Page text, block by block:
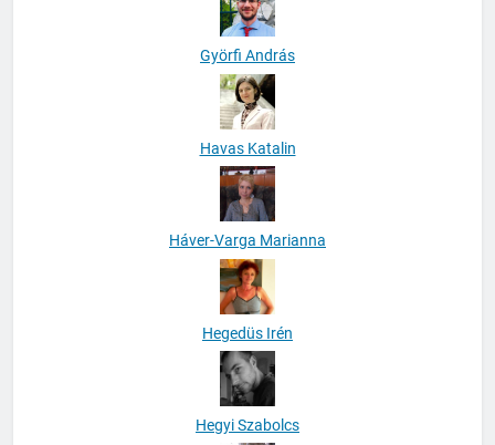
Györfi András
Havas Katalin
Háver-Varga Marianna
Hegedüs Irén
Hegyi Szabolcs